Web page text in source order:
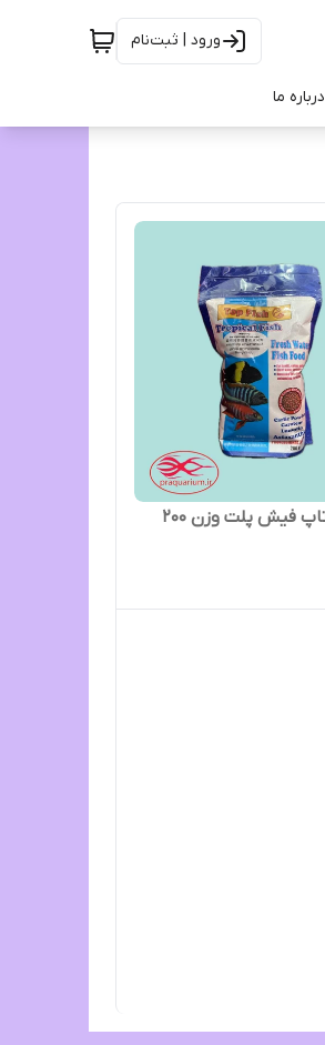
ورود | ثبت‌نام
درباره ما
غذای ماهی تاپ فیش پلت وزن 200